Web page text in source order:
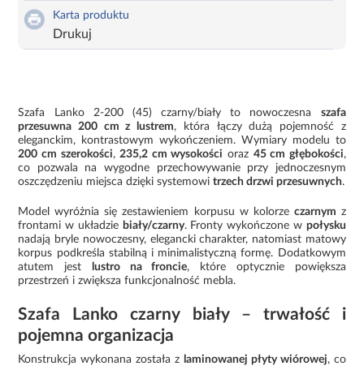
Karta produktu
Drukuj
Szafa Lanko 2-200 (45) czarny/biały to nowoczesna szafa
przesuwna 200 cm z lustrem, która łączy dużą pojemność z
eleganckim, kontrastowym wykończeniem. Wymiary modelu to
200 cm szerokości,235,2 cm wysokości oraz 45 cm głębokości,
co pozwala na wygodne przechowywanie przy jednoczesnym
oszczędzeniu miejsca dzięki systemowitrzech drzwi przesuwnych.
Model wyróżnia się zestawieniem korpusu w kolorze czarnym z
frontami w układzie biały/czarny. Fronty wykończone w połysku
nadają bryle nowoczesny, elegancki charakter, natomiast matowy
korpus podkreśla stabilną i minimalistyczną formę. Dodatkowym
atutem jest
lustro na froncie, które optycznie powiększa
przestrzeń i zwiększa funkcjonalność mebla.
Szafa Lanko czarny biały – trwałość i
pojemna organizacja
Konstrukcja wykonana została z laminowanej płyty wiórowej, co